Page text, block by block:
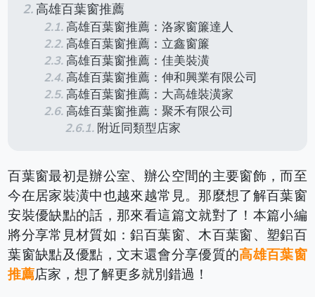
高雄百葉窗推薦
高雄百葉窗推薦：洛家窗簾達人
高雄百葉窗推薦：立鑫窗簾
高雄百葉窗推薦：佳美裝潢
高雄百葉窗推薦：伸和興業有限公司
高雄百葉窗推薦：大高雄裝潢家
高雄百葉窗推薦：聚禾有限公司
附近同類型店家
百葉窗最初是辦公室、辦公空間的主要窗飾，而至
今在居家裝潢中也越來越常見。那麼想了解百葉窗
安裝優缺點的話，那來看這篇文就對了！本篇小編
將分享常見材質如：鋁百葉窗、木百葉窗、塑鋁百
葉窗缺點及優點，文末還會分享優質的高雄百葉窗
推薦店家，想了解更多就別錯過！